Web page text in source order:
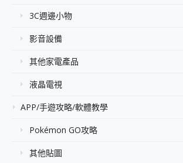
3C週邊小物
影音設備
其他家電產品
液晶電視
APP/手遊攻略/軟體教學
Pokémon GO攻略
其他貼圖